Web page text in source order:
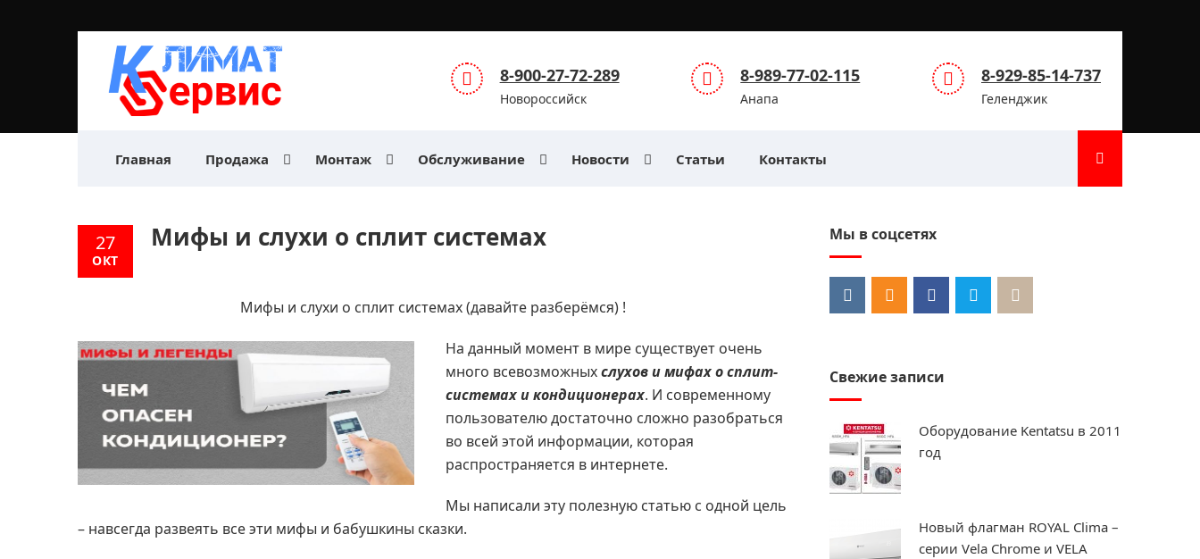
8-900-27-72-289
Новороссийск
8-989-77-02-115
Анапа
8-929-85-14-737
Геленджик
Главная Продажа Монтаж Обслуживание Новости Статьи Контакты
27
ОКТ
Мифы и слухи о сплит системах
Мифы и слухи о сплит системах (давайте разберёмся) !
На данный момент в мире существует очень
много всевозможныхслухов и мифах о сплит-
системах и кондиционерах. И современному
пользователю достаточно сложно разобраться
во всей этой информации, которая
распространяется в интернете.
Мы написали эту полезную статью с одной цель
– навсегда развеять все эти мифы и бабушкины сказки.
Мы в соцсетях
Свежие записи
Оборудование Kentatsu в 2011
год
Новый флагман ROYAL Clima –
серии Vela Chrome и VELA